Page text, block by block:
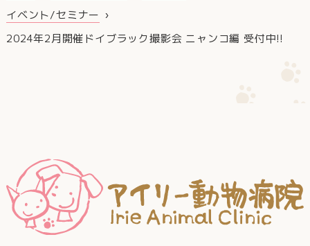
イベント/セミナー
2024年2月開催ドイブラック撮影会 ニャンコ編 受付中!!